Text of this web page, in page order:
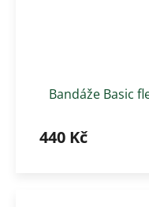
Bandáže Basic
440 Kč